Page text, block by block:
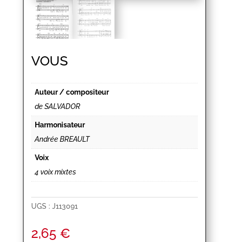
VOUS
Auteur / compositeur
de SALVADOR
Harmonisateur
Andrée BREAULT
Voix
4 voix mixtes
UGS : J113091
2,65 €